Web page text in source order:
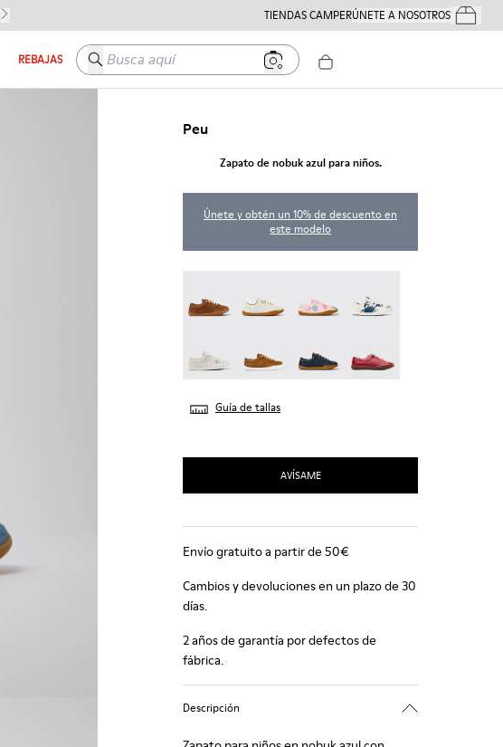
TIENDAS CAMPERÚNETE A NOSOTROSTus
REBAJAS Busca aquí
Peu
Zapato de nobuk azul para niños.
Únete y obtén un 10% de descuento en
este modelo
Guía de tallas
AVÍSAME
Envío gratuito a partir de 50€
Cambios y devoluciones en un plazo de 30
días.
2 años de garantía por defectos de
fábrica.
Descripción